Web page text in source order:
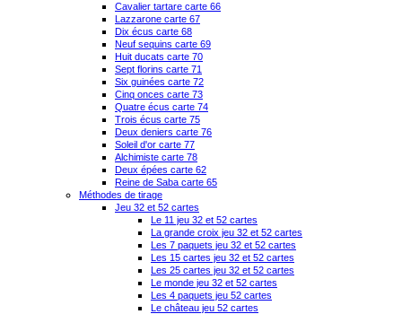
Cavalier tartare carte 66
Lazzarone carte 67
Dix écus carte 68
Neuf sequins carte 69
Huit ducats carte 70
Sept florins carte 71
Six guinées carte 72
Cinq onces carte 73
Quatre écus carte 74
Trois écus carte 75
Deux deniers carte 76
Soleil d'or carte 77
Alchimiste carte 78
Deux épées carte 62
Reine de Saba carte 65
Méthodes de tirage
Jeu 32 et 52 cartes
Le 11 jeu 32 et 52 cartes
La grande croix jeu 32 et 52 cartes
Les 7 paquets jeu 32 et 52 cartes
Les 15 cartes jeu 32 et 52 cartes
Les 25 cartes jeu 32 et 52 cartes
Le monde jeu 32 et 52 cartes
Les 4 paquets jeu 52 cartes
Le château jeu 52 cartes